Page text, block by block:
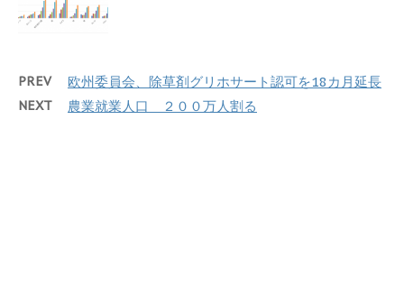
PREV 欧州委員会、除草剤グリホサート認可を18カ月延長
NEXT 農業就業人口 ２００万人割る